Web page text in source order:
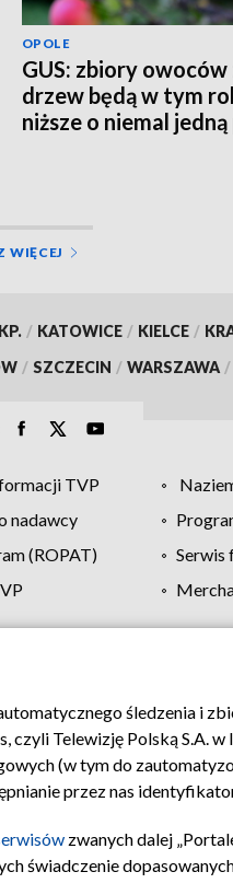
OPOLE
GUS: zbiory owoców
drzew będą w tym
niższe o niemal
WIĘCEJ
/ KATOWICE / KIELCE /
/ SZCZECIN / WARSZAWA /
TVP
nadawcy
(ROPAT)
zgody Pomoc Biuro
śledzenia i
Telewizję Polską S.A.
(w tym do
przez nas
zwanych dalej